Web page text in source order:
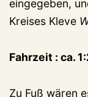
eingegeben,
Kreises Kleve
Fahrzeit : ca.
Zu Fuß wären